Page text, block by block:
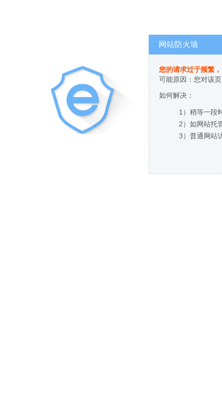
网站防火墙
您的请求过于频繁
可能原因：您对该
如何解决：
1）稍等一段
2）如网站托
3）普通网站